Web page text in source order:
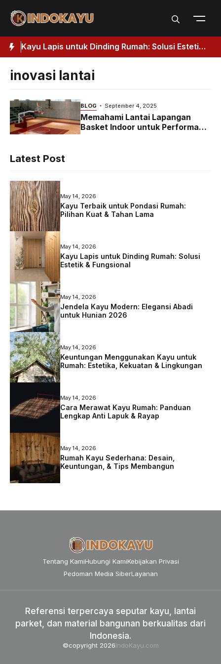
Kayu Lapis untuk Dinding Rumah: Solusi Estetik
& Fungsional
inovasi lantai
BLOG September 4, 2025
Memahami Lantai Lapangan
Basket Indoor untuk Performa
Optimal
Latest Post
May 14, 2026
Kayu Terbaik untuk Pondasi Rumah:
Pilihan Kuat & Tahan Lama
May 14, 2026
Kayu Lapis untuk Dinding Rumah: Solusi
Estetik & Fungsional
May 14, 2026
Jendela Kayu Modern: Elegansi Abadi
untuk Hunian 2026
May 14, 2026
Keuntungan Menggunakan Kayu untuk
Rumah: Estetika, Kekuatan & Lingkungan
May 14, 2026
Cara Merawat Kayu Rumah: Panduan
Lengkap Anti Lapuk & Rayap
May 14, 2026
Rumah Kayu Sederhana: Desain,
Keuntungan, & Tips Membangun
Tentang KamiHubungi KamiKebijakan Privasi
Pedoman Media SiberLayanan
Referensi terpercaya seputar kayu, lantai
parket, dan material bangunan berkualitas dari
Indonesia.
©copyright 2026IndoKayu.com